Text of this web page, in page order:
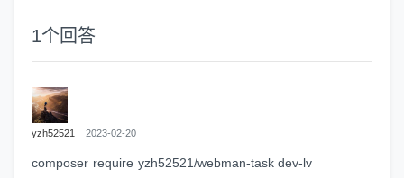
1个回答
yzh52521 2023-02-20
composer require yzh52521/webman-task dev-lv